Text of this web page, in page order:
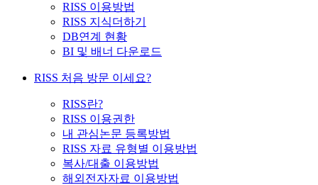
RISS 이용방법
RISS 지식더하기
DB연계 현황
BI 및 배너 다운로드
RISS 처음 방문 이세요?
RISS란?
RISS 이용권한
내 관심논문 등록방법
RISS 자료 유형별 이용방법
복사/대출 이용방법
해외전자자료 이용방법